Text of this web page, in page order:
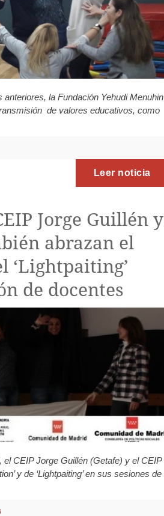
la Fundación Yehudi Menuhin
de valores educativos, como
Leer noticia
Jorge Guillén y
abrazan el
‘Lightpaiting’
de docentes
CEIP Jorge Guillén (Getafe) y el CEIP
y de ‘Lightpaiting’ en sus sesiones de